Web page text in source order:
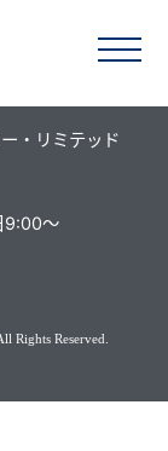
・リミテッド
9:00～
Rights Reserved.